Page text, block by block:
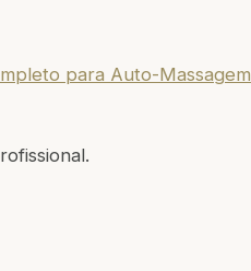
para Auto-Massagem